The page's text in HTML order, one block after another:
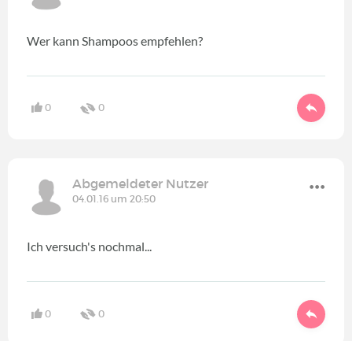
Wer kann Shampoos empfehlen?
0 0
Abgemeldeter Nutzer
04.01.16 um 20:50
Ich versuch's nochmal...
0 0